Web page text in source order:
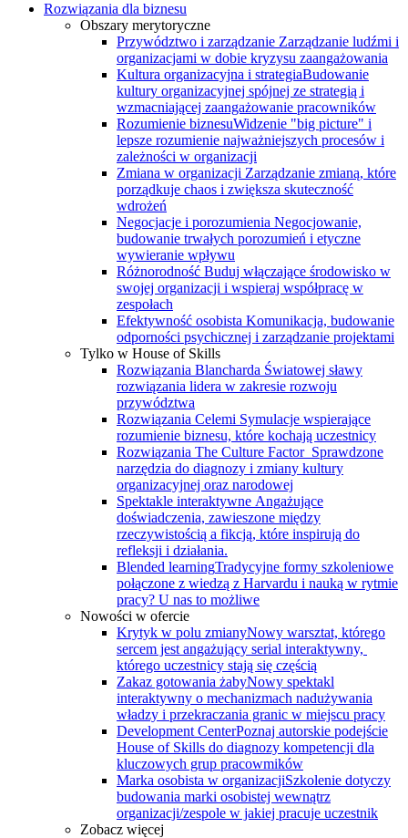
Rozwiązania dla biznesu
Obszary merytoryczne
Przywództwo i zarządzanie Zarządzanie ludźmi i
organizacjami w dobie kryzysu zaangażowania
Kultura organizacyjna i strategiaBudowanie
kultury organizacyjnej spójnej ze strategią i
wzmacniającej zaangażowanie pracowników
Rozumienie biznesuWidzenie "big picture" i
lepsze rozumienie najważniejszych procesów i
zależności w organizacji
Zmiana w organizacji Zarządzanie zmianą, które
porządkuje chaos i zwiększa skuteczność
wdrożeń
Negocjacje i porozumienia Negocjowanie,
budowanie trwałych porozumień i etyczne
wywieranie wpływu
Różnorodność Buduj włączające środowisko w
swojej organizacji i wspieraj współpracę w
zespołach
Efektywność osobista Komunikacja, budowanie
odporności psychicznej i zarządzanie projektami
Tylko w House of Skills
Rozwiązania Blancharda Światowej sławy
rozwiązania lidera w zakresie rozwoju
przywództwa
Rozwiązania Celemi Symulacje wspierające
rozumienie biznesu, które kochają uczestnicy
Rozwiązania The Culture Factor Sprawdzone
narzędzia do diagnozy i zmiany kultury
organizacyjnej oraz narodowej
Spektakle interaktywne Angażujące
doświadczenia, zawieszone między
rzeczywistością a fikcją, które inspirują do
refleksji i działania.
Blended learningTradycyjne formy szkoleniowe
połączone z wiedzą z Harvardu i nauką w rytmie
pracy? U nas to możliwe
Nowości w ofercie
Krytyk w polu zmianyNowy warsztat, którego
sercem jest angażujący serial interaktywny, ​
którego uczestnicy stają się częścią
Zakaz gotowania żabyNowy spektakl
interaktywny o mechanizmach nadużywania
władzy i przekraczania granic w miejscu pracy
Development CenterPoznaj autorskie podejście
House of Skills do diagnozy kompetencji dla
kluczowych grup pracowmików
Marka osobista w organizacjiSzkolenie dotyczy
budowania marki osobistej wewnątrz
organizacji/zespole w jakiej pracuje uczestnik
Zobacz więcej